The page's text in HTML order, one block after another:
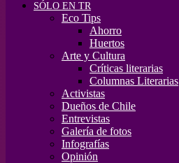
SÓLO EN TR
Eco Tips
Ahorro
Huertos
Arte y Cultura
Críticas literarias
Columnas Literarias
Activistas
Dueños de Chile
Entrevistas
Galería de fotos
Infografías
Opinión